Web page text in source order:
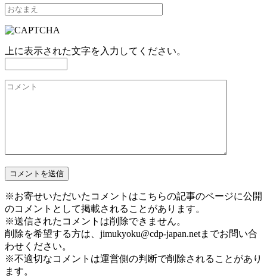
上に表示された文字を入力してください。
※お寄せいただいたコメントはこちらの記事のページに公開
のコメントとして掲載されることがあります。
※送信されたコメントは削除できません。
削除を希望する方は、jimukyoku@cdp-japan.netまでお問い合
わせください。
※不適切なコメントは運営側の判断で削除されることがあり
ます。